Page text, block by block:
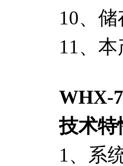
10、
11、
WHX-
技术特
1、系